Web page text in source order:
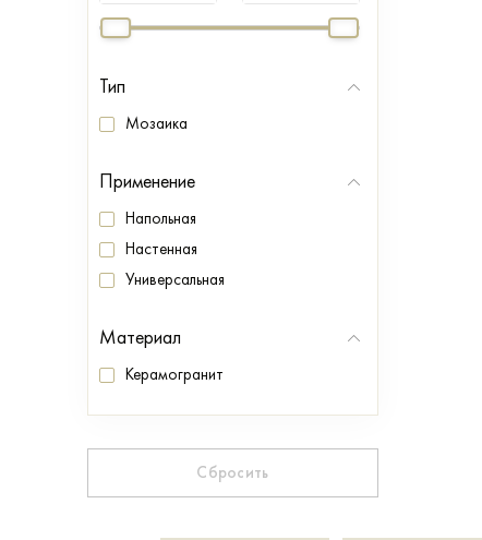
Тип
Мозаика
Применение
Напольная
Настенная
Универсальная
Материал
Керамогранит
Сбросить